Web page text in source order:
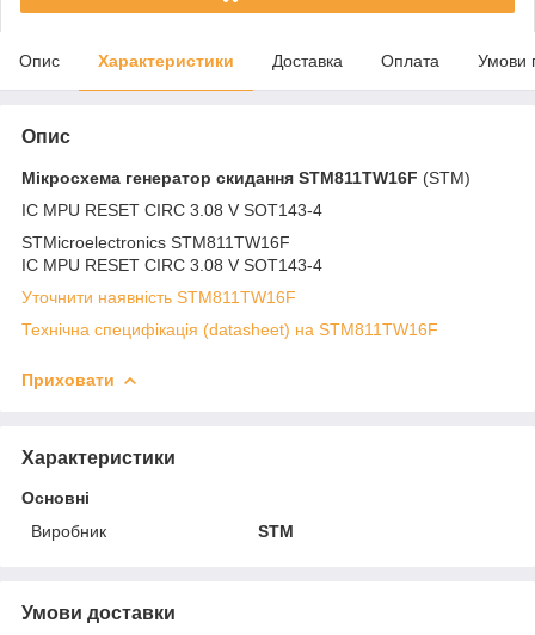
Опис Характеристики Доставка Оплата Умови
Опис
Мікросхема генератор скидання STM811TW16F (STM)
IC MPU RESET CIRC 3.08 V SOT143-4
STMicroelectronics STM811TW16F
IC MPU RESET CIRC 3.08 V SOT143-4
Уточнити наявність STM811TW16F
Технічна специфікація (datasheet) на STM811TW16F
Приховати
Характеристики
Основні
Виробник
STM
Умови доставки